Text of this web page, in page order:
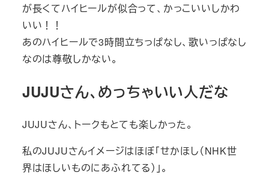
が長くてハイヒールが似合って、かっこいいしかわ
いい！！
あのハイヒールで3時間立ちっぱなし、歌いっぱなし
なのは尊敬しかない。
JUJUさん、めっちゃいい人だな
JUJUさん、トークもとても楽しかった。
私のJUJUさんイメージはほぼ「せかほし（NHK世
界はほしいものにあふれてる）」。